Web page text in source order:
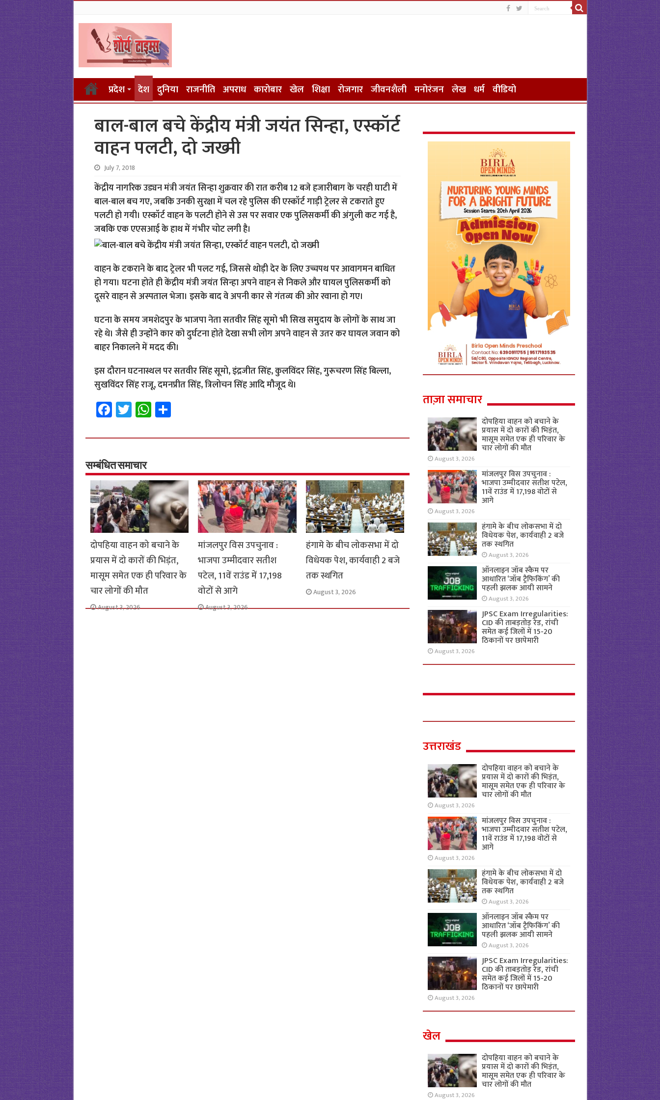
प्रदेश देश दुनिया राजनीति अपराध कारोबार खेल शिक्षा रोजगार जीवनशैली मनोरंजन लेख धर्म वीडियो
बाल-बाल बचे केंद्रीय मंत्री जयंत सिन्हा, एस्कॉर्ट
वाहन पलटी, दो जख्मी
July 7, 2018
केंद्रीय नागरिक उड्यन मंत्री जयंत सिन्हा शुक्रवार की रात करीब 12 बजे हजारीबाग के चरही घाटी में
बाल-बाल बच गए, जबकि उनकी सुरक्षा में चल रहे पुलिस की एस्कॉर्ट गाड़ी ट्रेलर से टकराते हुए
पलटी हो गयी। एस्कॉर्ट वाहन के पलटी होने से उस पर सवार एक पुलिसकर्मी की अंगुली कट गई है,
जबकि एक एएसआई के हाथ में गंभीर चोट लगी है।
वाहन के टकराने के बाद ट्रेलर भी पलट गई, जिससे थोड़ी देर के लिए उच्चपथ पर आवागमन बाधित
हो गया। घटना होते ही केंद्रीय मंत्री जयंत सिन्हा अपने वाहन से निकले और घायल पुलिसकर्मी को
दूसरे वाहन से अस्पताल भेजा। इसके बाद वे अपनी कार से गंतव्य की ओर रवाना हो गए।
घटना के समय जमशेदपुर के भाजपा नेता सतवीर सिंह सूमो भी सिख समुदाय के लोगों के साथ जा
रहे थे। जैसे ही उन्होंने कार को दुर्घटना होते देखा सभी लोग अपने वाहन से उतर कर घायल जवान को
बाहर निकालने में मदद की।
इस दौरान घटनास्थल पर सतवीर सिंह सूमो, इंद्रजीत सिंह, कुलविंदर सिंह, गुरूचरण सिंह बिल्ला,
सुखविंदर सिंह राजू, दमनप्रीत सिंह, त्रिलोचन सिंह आदि मौजूद थे।
Fa
ce
b
o
o
k
T
wi
tt
er
W
h
at
p
p
S
h
ar
सम्बंधित समाचार
दोपहिया वाहन को बचाने के
प्रयास में दो कारों की भिड़ंत,
मासूम समेत एक ही परिवार के
चार लोगों की मौत
August 3, 2026
मांजलपुर विस उपचुनाव :
भाजपा उम्मीदवार सतीश
पटेल, 11वें राउंड में 17,198
वोटों से आगे
August 3, 2026
हंगामे के बीच लोकसभा में दो
विधेयक पेश, कार्यवाही 2 बजे
तक स्थगित
August 3, 2026
ताज़ा समाचार
दोपहिया वाहन को बचाने के
प्रयास में दो कारों की भिड़ंत,
मासूम समेत एक ही परिवार के
चार लोगों की मौत
August 3, 2026
मांजलपुर विस उपचुनाव :
भाजपा उम्मीदवार सतीश पटेल,
11वें राउंड में 17,198 वोटों से
आगे
August 3, 2026
हंगामे के बीच लोकसभा में दो
विधेयक पेश, कार्यवाही 2 बजे
तक स्थगित
August 3, 2026
ऑनलाइन जॉब स्कैम पर
आधारित ‘जॉब ट्रैफिकिंग’ की
पहली झलक आयी सामने
August 3, 2026
JPSC Exam Irregularities:
CID की ताबड़तोड़ रेड, रांची
समेत कई जिलों में 15-20
ठिकानों पर छापेमारी
August 3, 2026
उत्तराखंड
दोपहिया वाहन को बचाने के
प्रयास में दो कारों की भिड़ंत,
मासूम समेत एक ही परिवार के
चार लोगों की मौत
August 3, 2026
मांजलपुर विस उपचुनाव :
भाजपा उम्मीदवार सतीश पटेल,
11वें राउंड में 17,198 वोटों से
आगे
August 3, 2026
हंगामे के बीच लोकसभा में दो
विधेयक पेश, कार्यवाही 2 बजे
तक स्थगित
August 3, 2026
ऑनलाइन जॉब स्कैम पर
आधारित ‘जॉब ट्रैफिकिंग’ की
पहली झलक आयी सामने
August 3, 2026
JPSC Exam Irregularities:
CID की ताबड़तोड़ रेड, रांची
समेत कई जिलों में 15-20
ठिकानों पर छापेमारी
August 3, 2026
खेल
दोपहिया वाहन को बचाने के
प्रयास में दो कारों की भिड़ंत,
मासूम समेत एक ही परिवार के
चार लोगों की मौत
August 3, 2026